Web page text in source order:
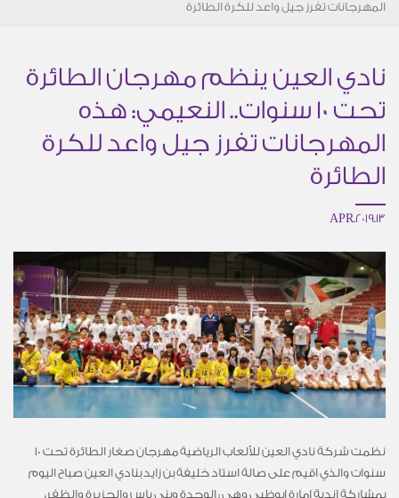
المهرجانات تفرز جيل واعد للكرة الطائرة
نادي العين ينظم مهرجان الطائرة
تحت 10 سنوات.. النعيمي: هذه
المهرجانات تفرز جيل واعد للكرة
الطائرة
13.APR.2019
نظمت شركة نادي العين للألعاب الرياضية مهرجان صغار الطائرة تحت 10
سنوات والذي اقيم على صالة استاد خليفة بن زايد بنادي العين صباح اليوم
بمشاركة اندية امارة ابوظبي وهي : الوحدة وبني ياس والجزيرة والظفر،